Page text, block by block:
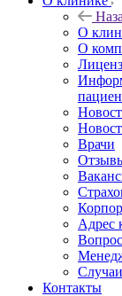
О
О
Врачи
Адрес
Контакты